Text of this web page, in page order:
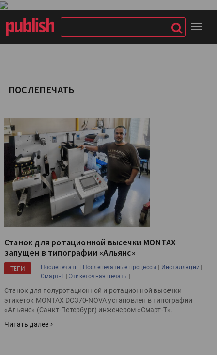
ПОСЛЕПЕЧАТЬ
Станок для ротационной высечки MONTAX
запущен в типографии «Альянс»
ТЕГИ Послепечать | Послепечатные процессы | Инсталляции |
Смарт-Т | Этикеточная печать |
Станок для полуротационной и ротационной высечки
этикеток MONTAX DC370-NOVA установлен в типографии
«Альянс» (Санкт-Петербург) инженером «Смарт-Т».
Читать далее